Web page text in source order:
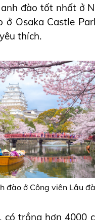
đào tốt nhất ở
ở Osaka Castle
thích.
đào ở Công viên Lâu
có trồng hơn 4000